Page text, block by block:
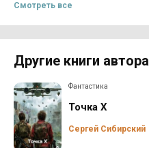
Смотреть все
Другие книги автора
Фантастика
Точка Х
Сергей Сибирский